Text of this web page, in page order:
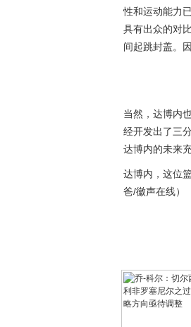
性和运动能力
具有出众的对
间起跳封盖。
当然，达博内
经开发出了三
达博内的未来
达博内，这位
爸/徽声在线）